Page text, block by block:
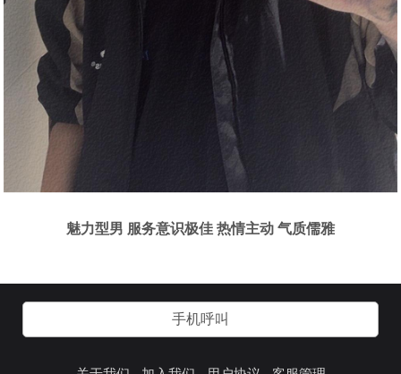
魅力型男 服务意识极佳 热情主动 气质儒雅
手机呼叫